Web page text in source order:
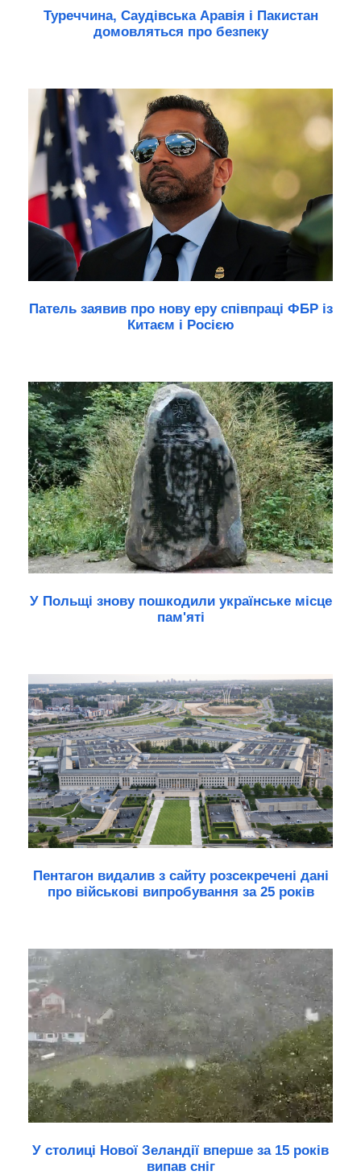
Туреччина, Саудівська Аравія і Пакистан
домовляться про безпеку
Патель заявив про нову еру співпраці ФБР із
Китаєм і Росією
У Польщі знову пошкодили українське місце
пам'яті
Пентагон видалив з сайту розсекречені дані
про військові випробування за 25 років
У столиці Нової Зеландії вперше за 15 років
випав сніг